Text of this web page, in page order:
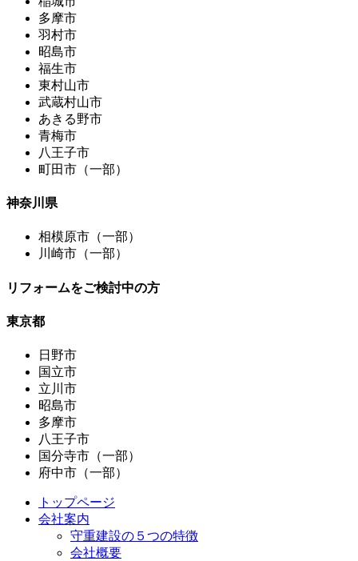
多摩市
羽村市
昭島市
福生市
東村山市
武蔵村山市
あきる野市
青梅市
八王子市
町田市（一部）
神奈川県
相模原市（一部）
川崎市（一部）
リフォームをご検討中の方
東京都
日野市
国立市
立川市
昭島市
多摩市
八王子市
国分寺市（一部）
府中市（一部）
トップページ
会社案内
守重建設の５つの特徴
会社概要